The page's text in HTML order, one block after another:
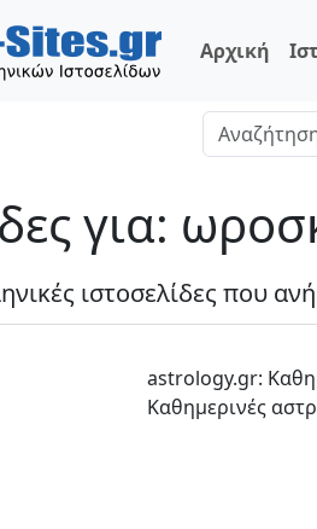
Αρχική
για:
ιστοσελίδες που
astrology.gr:
Καθημερινές